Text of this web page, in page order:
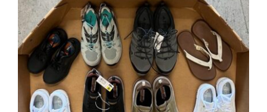
Máster Online